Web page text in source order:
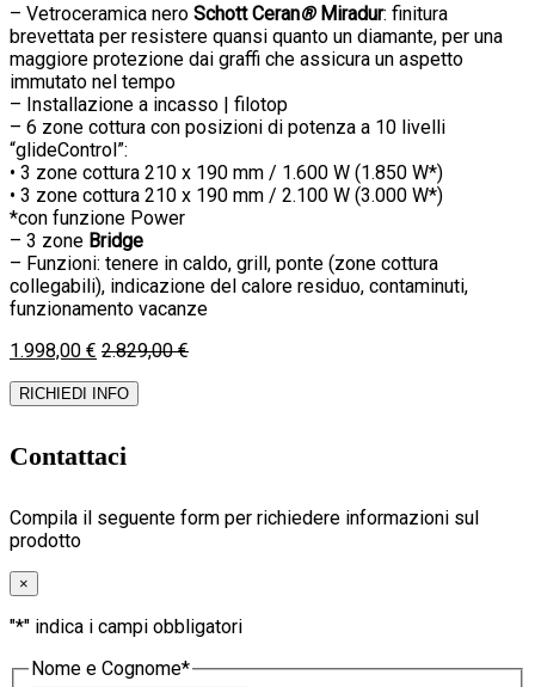
– Vetroceramica nero Schott Ceran®Miradur: finitura
brevettata per resistere quansi quanto un diamante, per una
maggiore protezione dai graffi che assicura un aspetto
immutato nel tempo
– Installazione a incasso | filotop
– 6 zone cottura con posizioni di potenza a 10 livelli
“glideControl”:
• 3 zone cottura 210 x 190 mm / 1.600 W (1.850 W*)
• 3 zone cottura 210 x 190 mm / 2.100 W (3.000 W*)
*con funzione Power
– 3 zone Bridge
– Funzioni: tenere in caldo, grill, ponte (zone cottura
collegabili), indicazione del calore residuo, contaminuti,
funzionamento vacanze
1.998,00 € 2.829,00€
RICHIEDI INFO
Contattaci
Compila il seguente form per richiedere informazioni sul
prodotto
×
"*" indica i campi obbligatori
Nome e Cognome*